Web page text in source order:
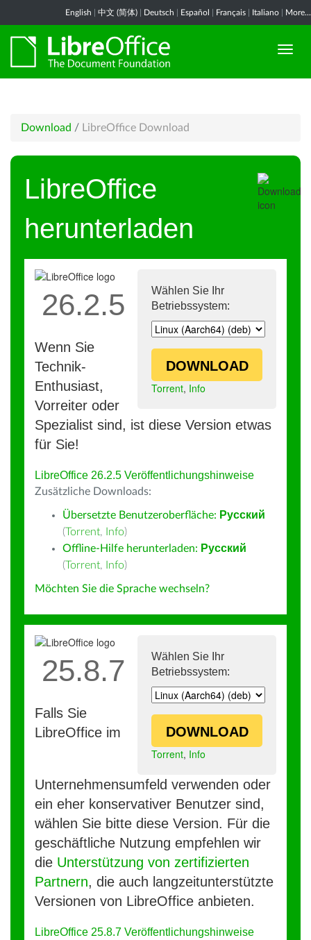
English 中文 (简体) Deutsch Español Français Italiano More...
Download / LibreOffice Download
LibreOffice
herunterladen
Wählen Sie Ihr
Betriebssystem:
DOWNLOAD
Torrent, Info
26.2.5
Wenn Sie
Technik-
Enthusiast,
Vorreiter oder
Spezialist sind, ist diese Version etwas
für Sie!
LibreOffice 26.2.5 Veröffentlichungshinweise
Zusätzliche Downloads:
Übersetzte Benutzeroberfläche: Русский
(Torrent, Info)
Offline-Hilfe herunterladen: Русский
(Torrent, Info)
Möchten Sie die Sprache wechseln?
Wählen Sie Ihr
Betriebssystem:
DOWNLOAD
Torrent, Info
25.8.7
Falls Sie
LibreOffice im
Unternehmensumfeld verwenden oder
ein eher konservativer Benutzer sind,
wählen Sie bitte diese Version. Für die
geschäftliche Nutzung empfehlen wir
die Unterstützung von zertifizierten
Partnern, die auch langzeitunterstützte
Versionen von LibreOffice anbieten.
LibreOffice 25.8.7 Veröffentlichungshinweise